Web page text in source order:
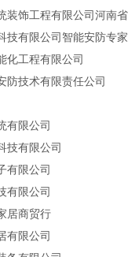
装饰工程有限公司河南
技有限公司智能安防专家
化工程有限公司
防技术有限责任公司
有限公司
技有限公司
有限公司
有限公司
居商贸行
有限公司